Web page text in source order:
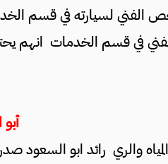
الفني لسيارته في قسم
في قسم الخدمات انهم
والري رائد ابو